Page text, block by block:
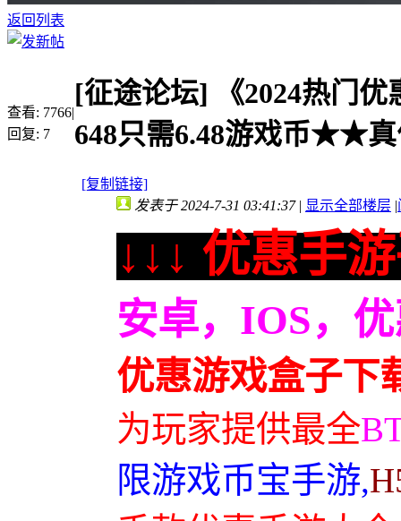
返回列表
查看: 7766|
回复: 7
[征途论坛]
《2024热门
648只需6.48游戏币★★
[复制链接]
发表于 2024-7-31 03:41:37 | 显示全部楼层 |
↓↓↓ 优惠手
安卓，IOS，
优惠游戏盒子下
为玩家提供最全
限游戏币宝手游,